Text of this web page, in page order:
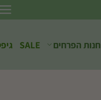
חנות הפרחים SALE